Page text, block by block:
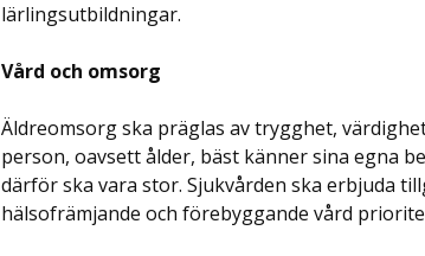
lärlingsutbildningar.
Vård och omsorg
Äldreomsorg ska präglas av trygghet,
person, oavsett ålder, bäst känner sina egna
därför ska vara stor. Sjukvården ska erbjuda
hälsofrämjande och förebyggande vård